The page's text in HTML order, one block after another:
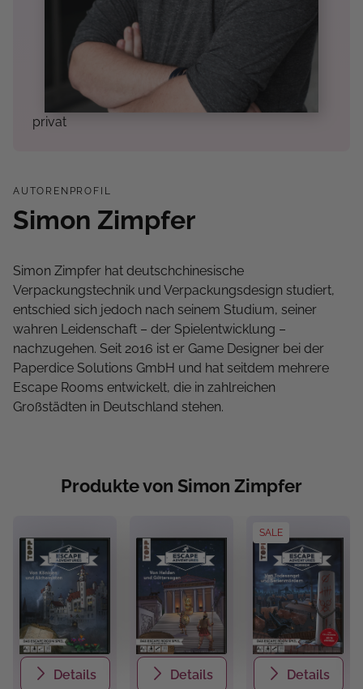
privat
AUTORENPROFIL
Simon Zimpfer
Simon Zimpfer hat deutschchinesische
Verpackungstechnik und Verpackungsdesign studiert,
entschied sich jedoch nach seinem Studium, seiner
wahren Leidenschaft – der Spielentwicklung –
nachzugehen. Seit 2016 ist er Game Designer bei der
Paperdice Solutions GmbH und hat seitdem mehrere
Escape Rooms entwickelt, die in zahlreichen
Großstädten in Deutschland stehen.
Produkte von Simon Zimpfer
Details Details
SALE
Details